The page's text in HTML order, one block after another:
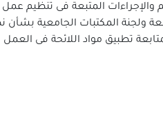
ولجنة المكتبات الجامعية بشأن
تطبيق مواد اللائحة فى